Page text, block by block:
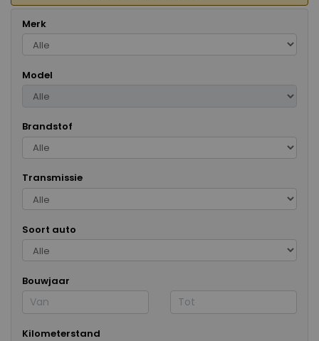
Merk
Model
Brandstof
Transmissie
Soort auto
Bouwjaar
Kilometerstand